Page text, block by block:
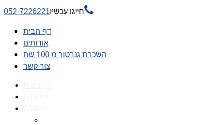
חייגו עכשיו052-7226221 
דף הבית
אודותינו
השכרת גנרטור מ 100 שח
צור קשר